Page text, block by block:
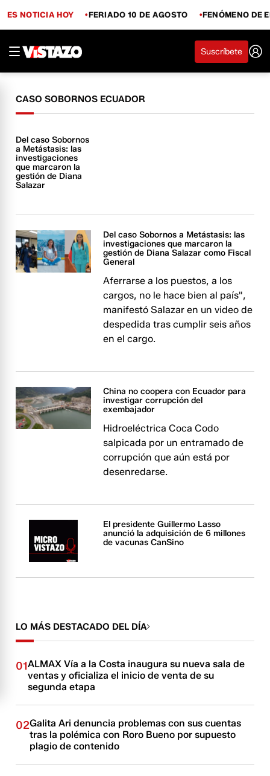
ES NOTICIA HOY FERIADO 10 DE AGOSTO FENÓMENO DE
Suscríbete
CASO SOBORNOS ECUADOR
Del caso Sobornos
a Metástasis: las
investigaciones
que marcaron la
gestión de Diana
Salazar
Del caso Sobornos a Metástasis: las
investigaciones que marcaron la
gestión de Diana Salazar como Fiscal
General
Aferrarse a los puestos, a los
cargos, no le hace bien al país",
manifestó Salazar en un video de
despedida tras cumplir seis años
en el cargo.
China no coopera con Ecuador para
investigar corrupción del
exembajador
Hidroeléctrica Coca Codo
salpicada por un entramado de
corrupción que aún está por
desenredarse.
El presidente Guillermo Lasso
anunció la adquisición de 6 millones
de vacunas CanSino
LO MÁS DESTACADO DEL DÍA
01ALMAX Vía a la Costa inaugura su nueva sala de
ventas y oficializa el inicio de venta de su
segunda etapa
02Galita Ari denuncia problemas con sus cuentas
tras la polémica con Roro Bueno por supuesto
plagio de contenido